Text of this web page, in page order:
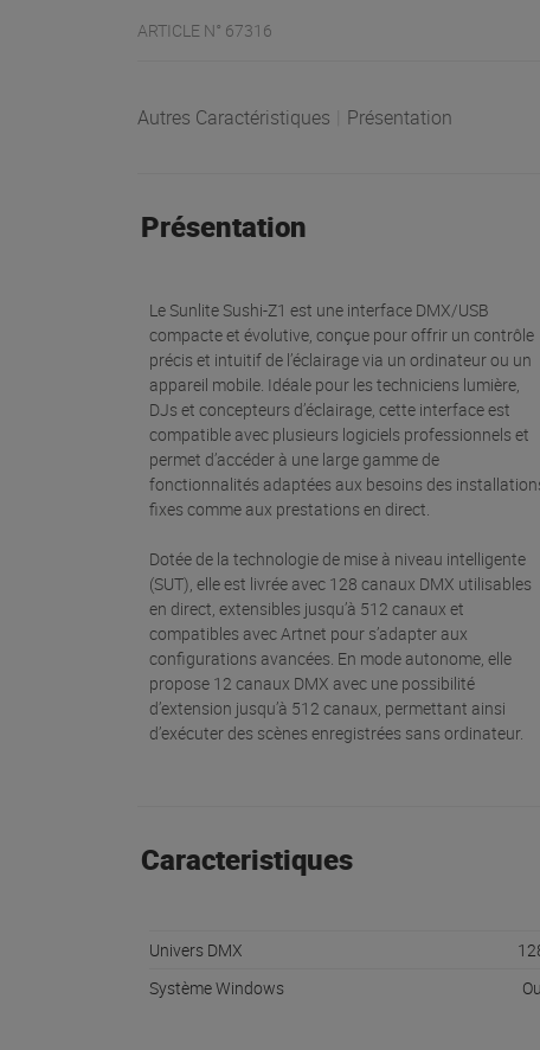
ARTICLE N° 67316
Autres Caractéristiques Présentation
Présentation
Le Sunlite Sushi-Z1 est une interface DMX/USB
compacte et évolutive, conçue pour offrir un contrôle
précis et intuitif de l’éclairage via un ordinateur ou un
appareil mobile. Idéale pour les techniciens lumière,
DJs et concepteurs d’éclairage, cette interface est
compatible avec plusieurs logiciels professionnels et
permet d’accéder à une large gamme de
fonctionnalités adaptées aux besoins des
fixes comme aux prestations en direct.
Dotée de la technologie de mise à niveau intelligente
(SUT), elle est livrée avec 128 canaux DMX utilisables
en direct, extensibles jusqu’à 512 canaux et
compatibles avec Artnet pour s’adapter aux
configurations avancées. En mode autonome, elle
propose 12 canaux DMX avec une possibilité
d’extension jusqu’à 512 canaux, permettant ainsi
d’exécuter des scènes enregistrées sans ordinateur.
Caracteristiques
Univers DMX
Système Windows